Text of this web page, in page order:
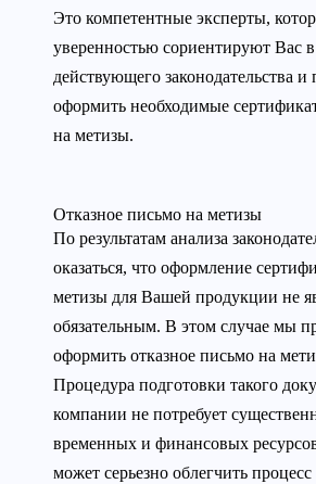
Это компетентные эксперты,
уверенностью сориентируют Вас
действующего законодательства и
оформить необходимые
на метизы.
Отказное письмо на метизы
По результатам анализа
оказаться, что оформление
метизы для Вашей продукции не
обязательным. В этом случае мы
оформить отказное письмо на
Процедура подготовки такого
компании не потребует
временных и финансовых
может серьезно облегчить процесс